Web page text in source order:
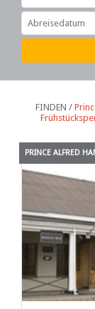
FINDEN /
PRINCE ALFRED